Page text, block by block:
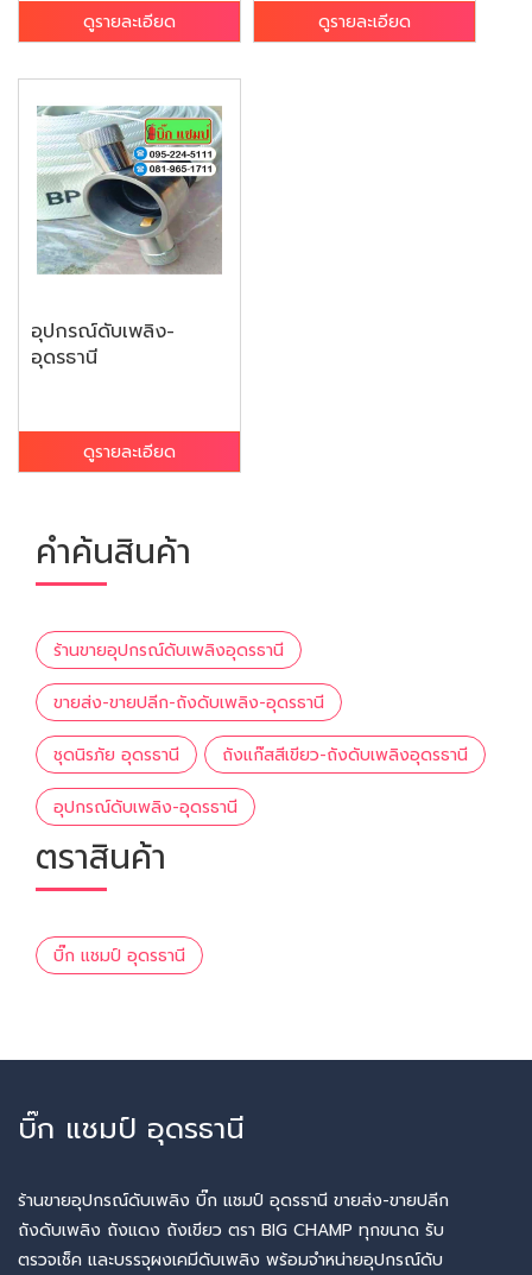
ดูรายละเอียด ดูรายละเอียด
อุปกรณ์ดับเพลิง-
อุดรธานี
ดูรายละเอียด
คำค้นสินค้า
ร้านขายอุปกรณ์ดับเพลิงอุดรธานี
ขายส่ง-ขายปลีก-ถังดับเพลิง-อุดรธานี
ชุดนิรภัย อุดรธานี ถังแก๊สสีเขียว-ถังดับเพลิงอุดรธานี
อุปกรณ์ดับเพลิง-อุดรธานี
ตราสินค้า
บิ๊ก แชมป์ อุดรธานี
บิ๊ก แชมป์ อุดรธานี
ร้านขายอุปกรณ์ดับเพลิง บิ๊ก แชมป์ อุดรธานี ขายส่ง-ขายปลีก
ถังดับเพลิง ถังแดง ถังเขียว ตรา BIG CHAMP ทุกขนาด รับ
ตรวจเช็ค และบรรจุผงเคมีดับเพลิง พร้อมจำหน่ายอุปกรณ์ดับ